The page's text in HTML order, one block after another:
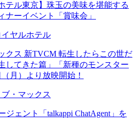
テル東京】珠玉の美味を堪能する
ナーイベント「賞味会」
ヤルホテル
クス 新TVCM 転生したらこの世だ
してきた篇」「新種のモンスター
月）より放映開始！
・マックス
ジェント「talkappi ChatAgent」を